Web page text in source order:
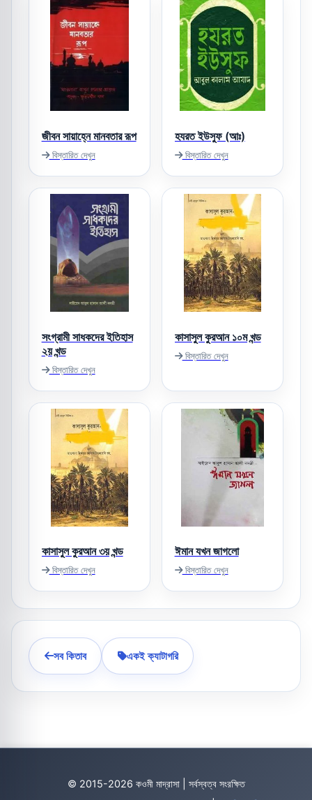
জীবন সায়াহ্নে মানবতার রূপ
বিস্তারিত দেখুন
হযরত ইউসুফ (আঃ)
বিস্তারিত দেখুন
সংগ্রামী সাধকদের ইতিহাস
২য় খন্ড
বিস্তারিত দেখুন
কাসাসুল কুরআন ১০ম খন্ড
বিস্তারিত দেখুন
কাসাসুল কুরআন ৩য় খন্ড
বিস্তারিত দেখুন
ঈমান যখন জাগলো
বিস্তারিত দেখুন
সব কিতাব একই ক্যাটাগরি
© 2015-2026 কওমী মাদ্রাসা | সর্বস্বত্ব সংরক্ষিত